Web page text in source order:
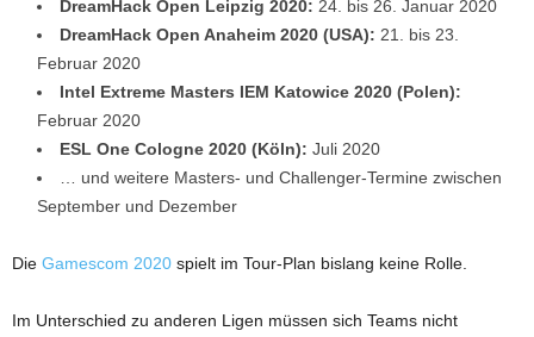
DreamHack Open Leipzig 2020: 24. bis 26. Januar 2020
DreamHack Open Anaheim 2020 (USA): 21. bis 23.
Februar 2020
Intel Extreme Masters IEM Katowice 2020 (Polen):
Februar 2020
ESL One Cologne 2020 (Köln): Juli 2020
… und weitere Masters- und Challenger-Termine zwischen
September und Dezember
Die Gamescom 2020 spielt im Tour-Plan bislang keine Rolle.
Im Unterschied zu anderen Ligen müssen sich Teams nicht